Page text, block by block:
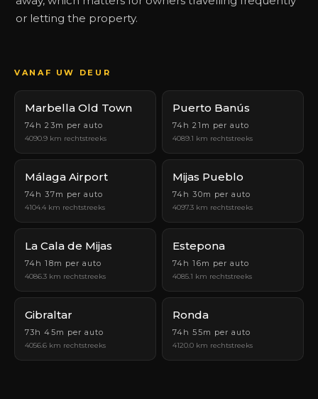
or letting the property.
VANAF UW DEUR
Marbella Old Town
74h 23m per auto
4090.9 km rechtstreeks
Puerto Banús
74h 21m per auto
4089.1 km rechtstreeks
Málaga Airport
74h 37m per auto
4104.4 km rechtstreeks
Mijas Pueblo
74h 30m per auto
4097.3 km rechtstreeks
La Cala de Mijas
74h 18m per auto
4086.3 km rechtstreeks
Estepona
74h 16m per auto
4085.1 km rechtstreeks
Gibraltar
73h 45m per auto
4056.6 km rechtstreeks
Ronda
74h 55m per auto
4120.0 km rechtstreeks